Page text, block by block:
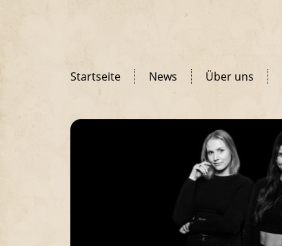
Startseite News Über uns